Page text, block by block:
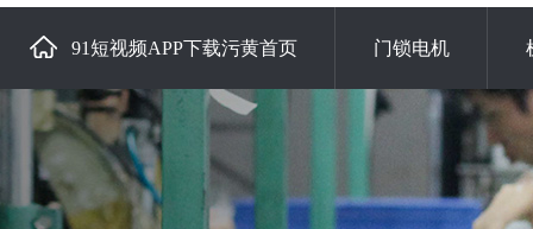
91短视频APP下载污黄首页 门锁电机
关于91短视频APP下载污黄